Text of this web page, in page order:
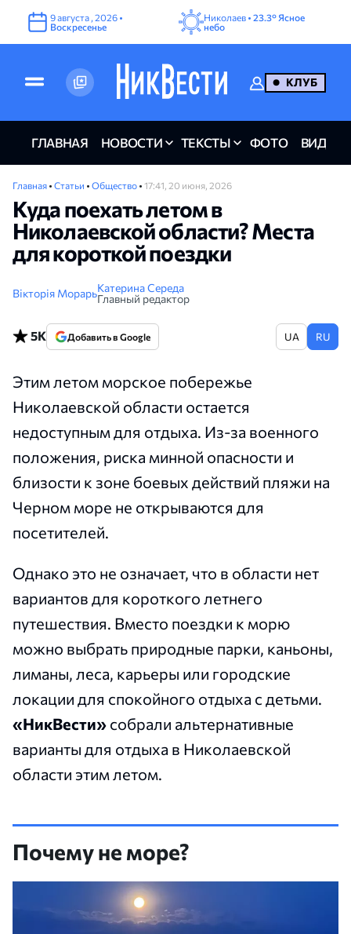
9августа , 2026 •
Воскресенье
Николаев •23.3° Ясное
небо
КЛУБ
ГЛАВНАЯ НОВОСТИ ТЕКСТЫ ФОТО ВИДЕО
Главная • Статьи • Общество • 17:41, 20 июня, 2026
Куда поехать летом в
Николаевской области? Места
для короткой поездки
Вікторія МорарьКатерина Середа
Главный редактор
5K Добавить в Google UA RU
Этим летом морское побережье
Николаевской области остается
недоступным для отдыха. Из-за военного
положения, риска минной опасности и
близости к зоне боевых действий пляжи на
Черном море не открываются для
посетителей.
Однако это не означает, что в области нет
вариантов для короткого летнего
путешествия. Вместо поездки к морю
можно выбрать природные парки, каньоны,
лиманы, леса, карьеры или городские
локации для спокойного отдыха с детьми.
«НикВести» собрали альтернативные
варианты для отдыха в Николаевской
области этим летом.
Почему не море?